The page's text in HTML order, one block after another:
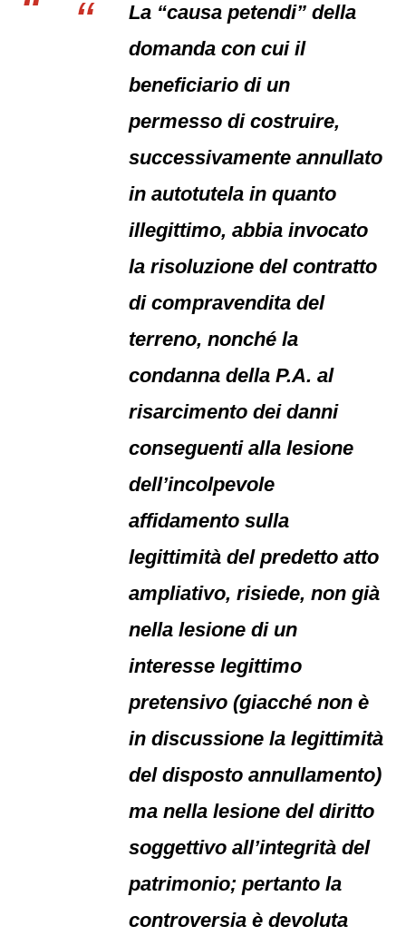
La “causa petendi” della
domanda con cui il
beneficiario di un
permesso di costruire,
successivamente annullato
in autotutela in quanto
illegittimo, abbia invocato
la risoluzione del contratto
di compravendita del
terreno, nonché la
condanna della P.A. al
risarcimento dei danni
conseguenti alla lesione
dell’incolpevole
affidamento sulla
legittimità del predetto atto
ampliativo, risiede, non già
nella lesione di un
interesse legittimo
pretensivo (giacché non è
in discussione la legittimità
del disposto annullamento)
ma nella lesione del diritto
soggettivo all’integrità del
patrimonio; pertanto la
controversia è devoluta